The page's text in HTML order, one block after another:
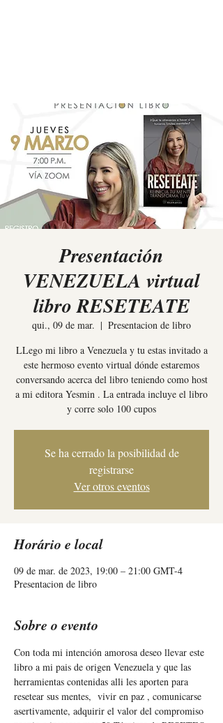
Presentación
VENEZUELA virtual
libro RESETEATE
qui., 09 de mar.
  |
Presentacion de libro
LLego mi libro a Venezuela y tu estas invitado a
este hermoso evento virtual dónde estaremos
conversando acerca del libro teniendo como host
a mi editora Yesmin . La entrada incluye el libro
y corre solo 100 cupos
Se ha cerrado la posibilidad de
registrarse
Ver otros eventos
Horário e local
09 de mar. de 2023, 19:00 – 21:00 GMT-4
Presentacion de libro
Sobre o evento
Con toda mi intención amorosa deseo llevar este
libro a mi pais de origen Venezuela y que las
herramientas contenidas alli les aporten para
resetear sus mentes,  vivir en paz , comunicarse
asertivamente, adquirir el valor del compromiso